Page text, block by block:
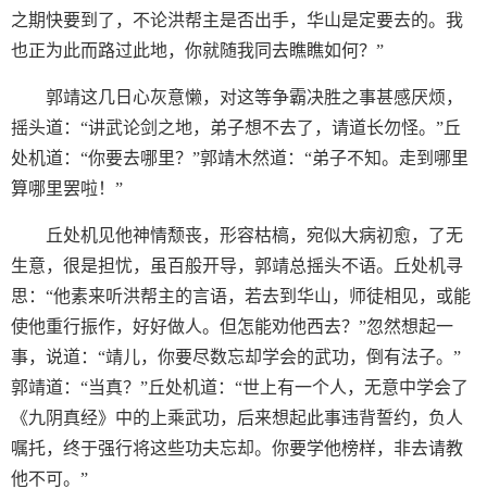
之期快要到了，不论洪帮主是否出手，华山是定要去的。我
也正为此而路过此地，你就随我同去瞧瞧如何？”
郭靖这几日心灰意懒，对这等争霸决胜之事甚感厌烦，
摇头道：“讲武论剑之地，弟子想不去了，请道长勿怪。”丘
处机道：“你要去哪里？”郭靖木然道：“弟子不知。走到哪里
算哪里罢啦！”
丘处机见他神情颓丧，形容枯槁，宛似大病初愈，了无
生意，很是担忧，虽百般开导，郭靖总摇头不语。丘处机寻
思：“他素来听洪帮主的言语，若去到华山，师徒相见，或能
使他重行振作，好好做人。但怎能劝他西去？”忽然想起一
事，说道：“靖儿，你要尽数忘却学会的武功，倒有法子。”
郭靖道：“当真？”丘处机道：“世上有一个人，无意中学会了
《九阴真经》中的上乘武功，后来想起此事违背誓约，负人
嘱托，终于强行将这些功夫忘却。你要学他榜样，非去请教
他不可。”